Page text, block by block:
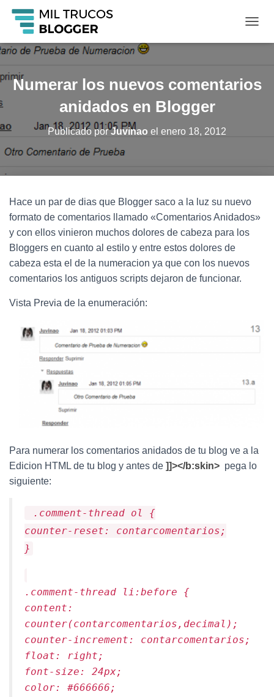
A
A
E
Numerar los nuevos comentarios
anidados en Blogger
Publicado porJuvinao el enero 18, 2012
Hace un par de dias que Blogger saco a la luz su nuevo
formato de comentarios llamado «Comentarios Anidados»
y con ellos vinieron muchos dolores de cabeza para los
Bloggers en cuanto al estilo y entre estos dolores de
cabeza esta el de la numeracion ya que con los nuevos
comentarios los antiguos scripts dejaron de funcionar.
Vista Previa de la enumeración:
Para numerar los comentarios anidados de tu blog ve a la
Edicion HTML de tu blog y antes de ]]></b:skin> pega lo
siguiente:
.comment-thread ol {
counter-reset: contarcomentarios;
}
.comment-thread li:before {
content:
counter(contarcomentarios,decimal);
counter-increment: contarcomentarios;
float: right;
font-size: 24px;
color: #666666;